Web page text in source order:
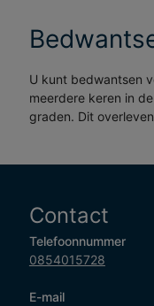
U kunt bedwantsen
meerdere keren in
graden. Dit
Contact
Telefoonnummer
0854015728
E-mail